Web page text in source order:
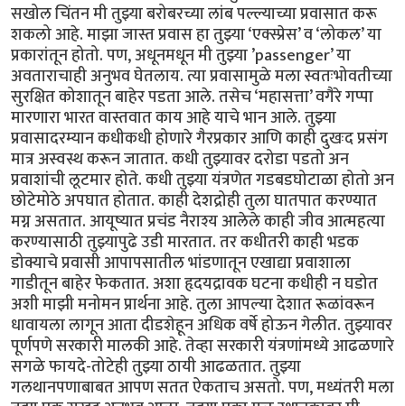
सखोल चिंतन मी तुझ्या बरोबरच्या लांब पल्ल्याच्या प्रवासात करू
शकलो आहे. माझा जास्त प्रवास हा तुझ्या ‘एक्स्प्रेस’ व ‘लोकल’ या
प्रकारांतून होतो. पण, अधूनमधून मी तुझ्या ’passenger’ या
अवताराचाही अनुभव घेतलाय. त्या प्रवासामुळे मला स्वतःभोवतीच्या
सुरक्षित कोशातून बाहेर पडता आले. तसेच ‘महासत्ता’ वगैरे गप्पा
मारणारा भारत वास्तवात काय आहे याचे भान आले. तुझ्या
प्रवासादरम्यान कधीकधी होणारे गैरप्रकार आणि काही दुखःद प्रसंग
मात्र अस्वस्थ करून जातात. कधी तुझ्यावर दरोडा पडतो अन
प्रवाशांची लूटमार होते. कधी तुझ्या यंत्रणेत गडबडघोटाळा होतो अन
छोटेमोठे अपघात होतात. काही देशद्रोही तुला घातपात करण्यात
मग्न असतात. आयूष्यात प्रचंड नैराश्य आलेले काही जीव आत्महत्या
करण्यासाठी तुझ्यापुढे उडी मारतात. तर कधीतरी काही भडक
डोक्याचे प्रवासी आपापसातील भांडणातून एखाद्या प्रवाशाला
गाडीतून बाहेर फेकतात. अशा हृदयद्रावक घटना कधीही न घडोत
अशी माझी मनोमन प्रार्थना आहे. तुला आपल्या देशात रूळांवरून
धावायला लागून आता दीडशेहून अधिक वर्षे होऊन गेलीत. तुझ्यावर
पूर्णपणे सरकारी मालकी आहे. तेव्हा सरकारी यंत्रणांमध्ये आढळणारे
सगळे फायदे-तोटेही तुझ्या ठायी आढळतात. तुझ्या
गलथानपणाबाबत आपण सतत ऐकताच असतो. पण, मध्यंतरी मला